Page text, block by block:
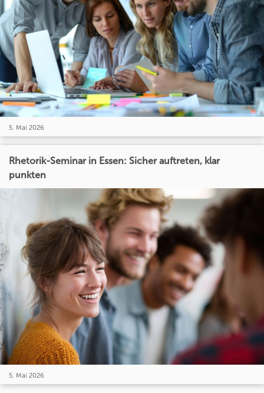
5. Mai 2026
Rhetorik-Seminar in Essen: Sicher auftreten, klar
punkten
5. Mai 2026